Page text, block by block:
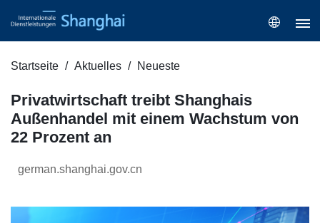
Startseite Aktuelles Neueste
Privatwirtschaft treibt Shanghais
Außenhandel mit einem Wachstum von
22 Prozent an
german.shanghai.gov.cn